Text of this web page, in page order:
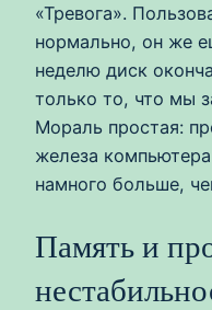
«Тревога».
нормально, он же
неделю диск
только то, что мы
Мораль простая:
железа
намного больше,
Память и